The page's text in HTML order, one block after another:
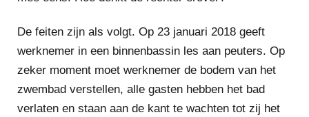
De feiten zijn als volgt. Op 23 januari 2018 geeft
werknemer in een binnenbassin les aan peuters. Op
zeker moment moet werknemer de bodem van het
zwembad verstellen, alle gasten hebben het bad
verlaten en staan aan de kant te wachten tot zij het